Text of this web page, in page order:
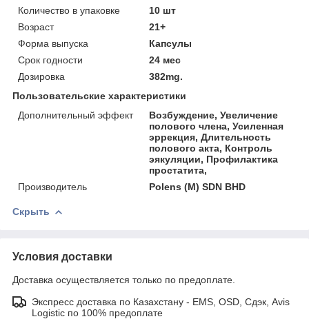
Количество в упаковке
10 шт
Возраст
21+
Форма выпуска
Капсулы
Срок годности
24 мес
Дозировка
382mg.
Пользовательские характеристики
Дополнительный эффект
Возбуждение, Увеличение
полового члена, Усиленная
эррекция, Длительность
полового акта, Контроль
эякуляции, Профилактика
простатита,
Производитель
Polens (M) SDN BHD
Скрыть
Условия доставки
Доставка осуществляется только по предоплате.
Экспресс доставка по Казахстану - EMS, OSD, Сдэк, Avis
Logistic по 100% предоплате